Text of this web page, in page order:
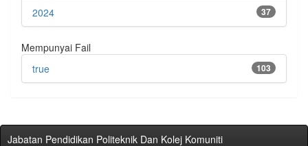
37
2024
Mempunyai Fail
103
true
Jabatan Pendidikan Politeknik Dan Kolej Komuniti